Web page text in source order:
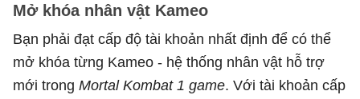
Mở khóa nhân vật Kameo
Bạn phải đạt cấp độ tài khoản nhất định để có thể
mở khóa từng Kameo - hệ thống nhân vật hỗ trợ
mới trong Mortal Kombat 1 game. Với tài khoản cấp